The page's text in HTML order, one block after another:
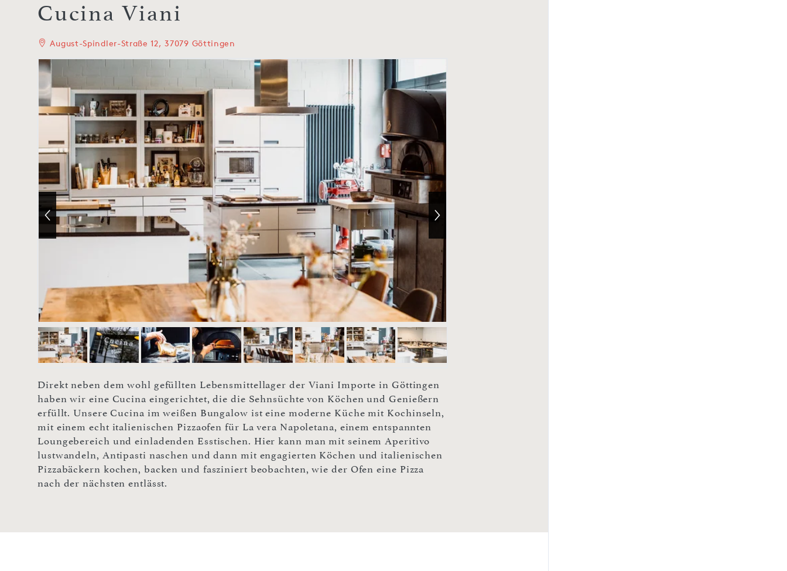
Cucina Viani
August-Spindler-Straße 12, 37079 Göttingen
Direkt neben dem wohl gefüllten Lebensmittellager der Viani Importe in Göttingen
haben wir eine Cucina eingerichtet, die die Sehnsüchte von Köchen und Genießern
erfüllt. Unsere Cucina im weißen Bungalow ist eine moderne Küche mit Kochinseln,
mit einem echt italienischen Pizzaofen für La vera Napoletana, einem entspannten
Loungebereich und einladenden Esstischen. Hier kann man mit seinem Aperitivo
lustwandeln, Antipasti naschen und dann mit engagierten Köchen und italienischen
Pizzabäckern kochen, backen und fasziniert beobachten, wie der Ofen eine Pizza
nach der nächsten entlässt.